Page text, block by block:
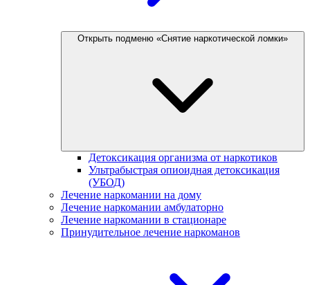
Открыть подменю «Снятие наркотической ломки»
Детоксикация организма от наркотиков
Ультрабыстрая опиоидная детоксикация
(УБОД)
Лечение наркомании на дому
Лечение наркомании амбулаторно
Лечение наркомании в стационаре
Принудительное лечение наркоманов